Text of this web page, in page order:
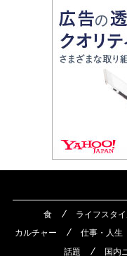
食 ライフスタ
カルチャー
仕事・人生
話題
国内